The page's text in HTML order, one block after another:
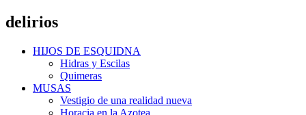
delirios
HIJOS DE ESQUIDNA
Hidras y Escilas
Quimeras
MUSAS
Vestigio de una realidad nueva
Horacia en la Azotea